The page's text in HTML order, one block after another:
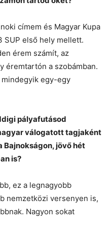
címem és Magyar Kupa
SUP első hely mellett.
érem számít, az
éremtartón a szobámban.
mindegyik egy-egy
pályafutásod
válogatott tagjaként
Bajnokságon, jövő hét
is?
ez a legnagyobb
nemzetközi versenyen is,
Nagyon sokat